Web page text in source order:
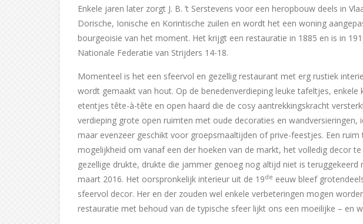
Enkele jaren later zorgt J. B. ’t Serstevens voor een heropbouw deels in
Dorische, Ionische en Korintische zuilen en wordt het een woning
bourgeoisie van het moment. Het krijgt een restauratie in 1885 en is in
Nationale Federatie van Strijders 14-18.
Momenteel is het een sfeervol en gezellig restaurant met erg rustiek
wordt gemaakt van hout. Op de benedenverdieping leuke tafeltjes, enkele
etentjes tête-à-tête en open haard die de cosy aantrekkingskracht
verdieping grote open ruimten met oude decoraties en wandversieringen,
maar evenzeer geschikt voor groepsmaaltijden of prive-feestjes. Een ruim
mogelijkheid om vanaf een der hoeken van de markt, het volledig decor
gezellige drukte, drukte die jammer genoeg nog altijd niet is teruggekeerd
maart 2016. Het oorspronkelijk interieur uit de 19de eeuw bleef
sfeervol decor. Her en der zouden wel enkele verbeteringen mogen
restauratie met behoud van de typische sfeer lijkt ons een moeilijke – en